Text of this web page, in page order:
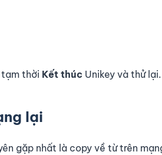
thời Kết thúc Unikey và thử lại.
lại
gặp nhất là copy về từ trên